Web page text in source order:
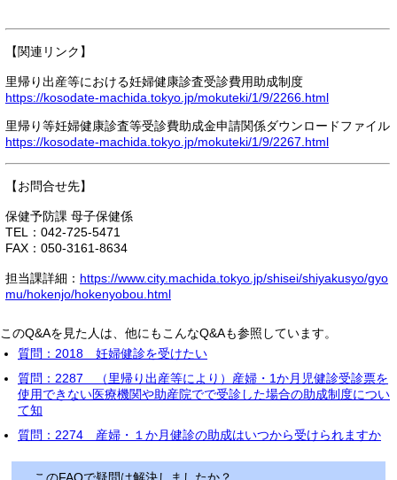
【関連リンク】
里帰り出産等における妊婦健康診査受診費用助成制度
https://kosodate-machida.tokyo.jp/mokuteki/1/9/2266.html
里帰り等妊婦健康診査等受診費助成金申請関係ダウンロードファイル
https://kosodate-machida.tokyo.jp/mokuteki/1/9/2267.html
【お問合せ先】
保健予防課 母子保健係
TEL：042-725-5471
FAX：050-3161-8634
担当課詳細： https://www.city.machida.tokyo.jp/shisei/shiyakusyo/gyo
mu/hokenjo/hokenyobou.html
このQ&Aを見た人は、他にもこんなQ&Aも参照しています。
質問：2018 妊婦健診を受けたい
質問：2287 （里帰り出産等により）産婦・1か月児健診受診票を
使用できない医療機関や助産院でで受診した場合の助成制度につい
て知
質問：2274 産婦・１か月健診の助成はいつから受けられますか